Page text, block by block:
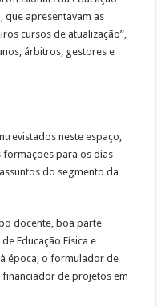
que apresentavam as
cursos de atualização”,
árbitros, gestores e
neste espaço,
formações para os dias
do segmento da
docente, boa parte
Educação Física e
à época, o formulador de
de projetos em